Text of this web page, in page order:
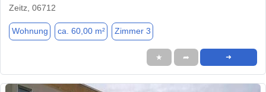
Zeitz, 06712
Wohnung ca. 60,00 m² Zimmer 3
★ ➦ ➜